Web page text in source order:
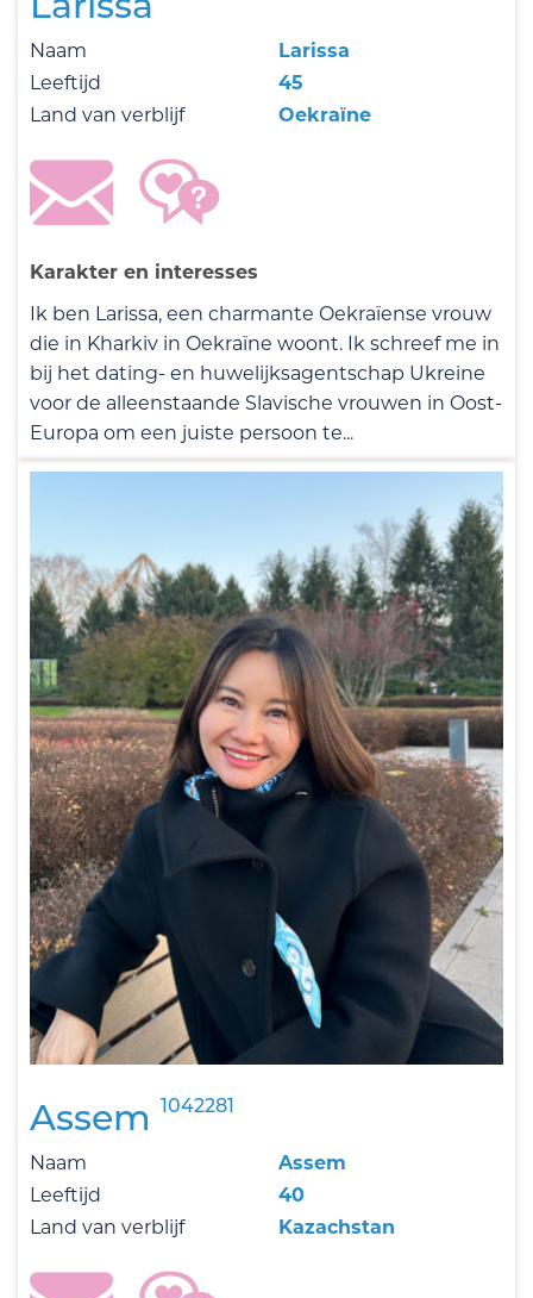
Naam
Larissa
Leeftijd
45
Land van verblijf
Oekraïne
Karakter en interesses
Ik ben Larissa, een charmante Oekraïense vrouw
die in Kharkiv in Oekraïne woont. Ik schreef me in
bij het dating- en huwelijksagentschap Ukreine
voor de alleenstaande Slavische vrouwen in Oost-
Europa om een juiste persoon te...
Assem 1042281
Naam
Assem
Leeftijd
40
Land van verblijf
Kazachstan